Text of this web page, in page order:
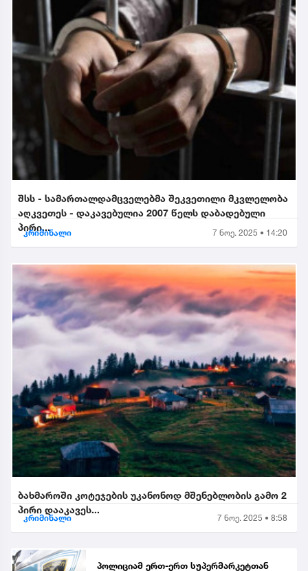
შსს - სამართალდამცველებმა შეკვეთილი მკვლელობა
აღკვეთეს - დაკავებულია 2007 წელს დაბადებული
პირი...
კრიმინალი 7 ნოე. 2025 • 14:20
ბახმაროში კოტეჯების უკანონოდ მშენებლობის გამო 2
პირი დააკავეს...
კრიმინალი 7 ნოე. 2025 • 8:58
პოლიციამ ერთ-ერთ სუპერმარკეტთან